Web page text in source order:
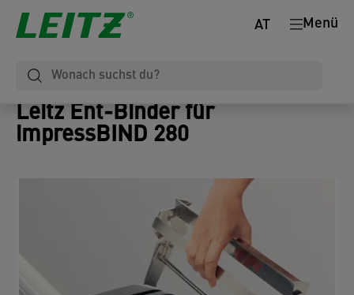
Menü
AT
Leitz Ent-Binder für
impressBIND 280